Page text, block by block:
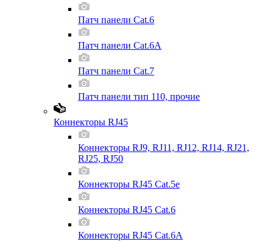
Патч панели Cat.6
Патч панели Cat.6A
Патч панели Cat.7
Патч панели тип 110, прочие
Коннекторы RJ45
Коннекторы RJ9, RJ11, RJ12, RJ14, RJ21,
RJ25, RJ50
Коннекторы RJ45 Cat.5e
Коннекторы RJ45 Cat.6
Коннекторы RJ45 Cat.6A